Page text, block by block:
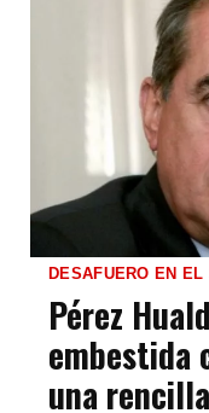
DESAFUERO EN EL
Pérez
embestida
una